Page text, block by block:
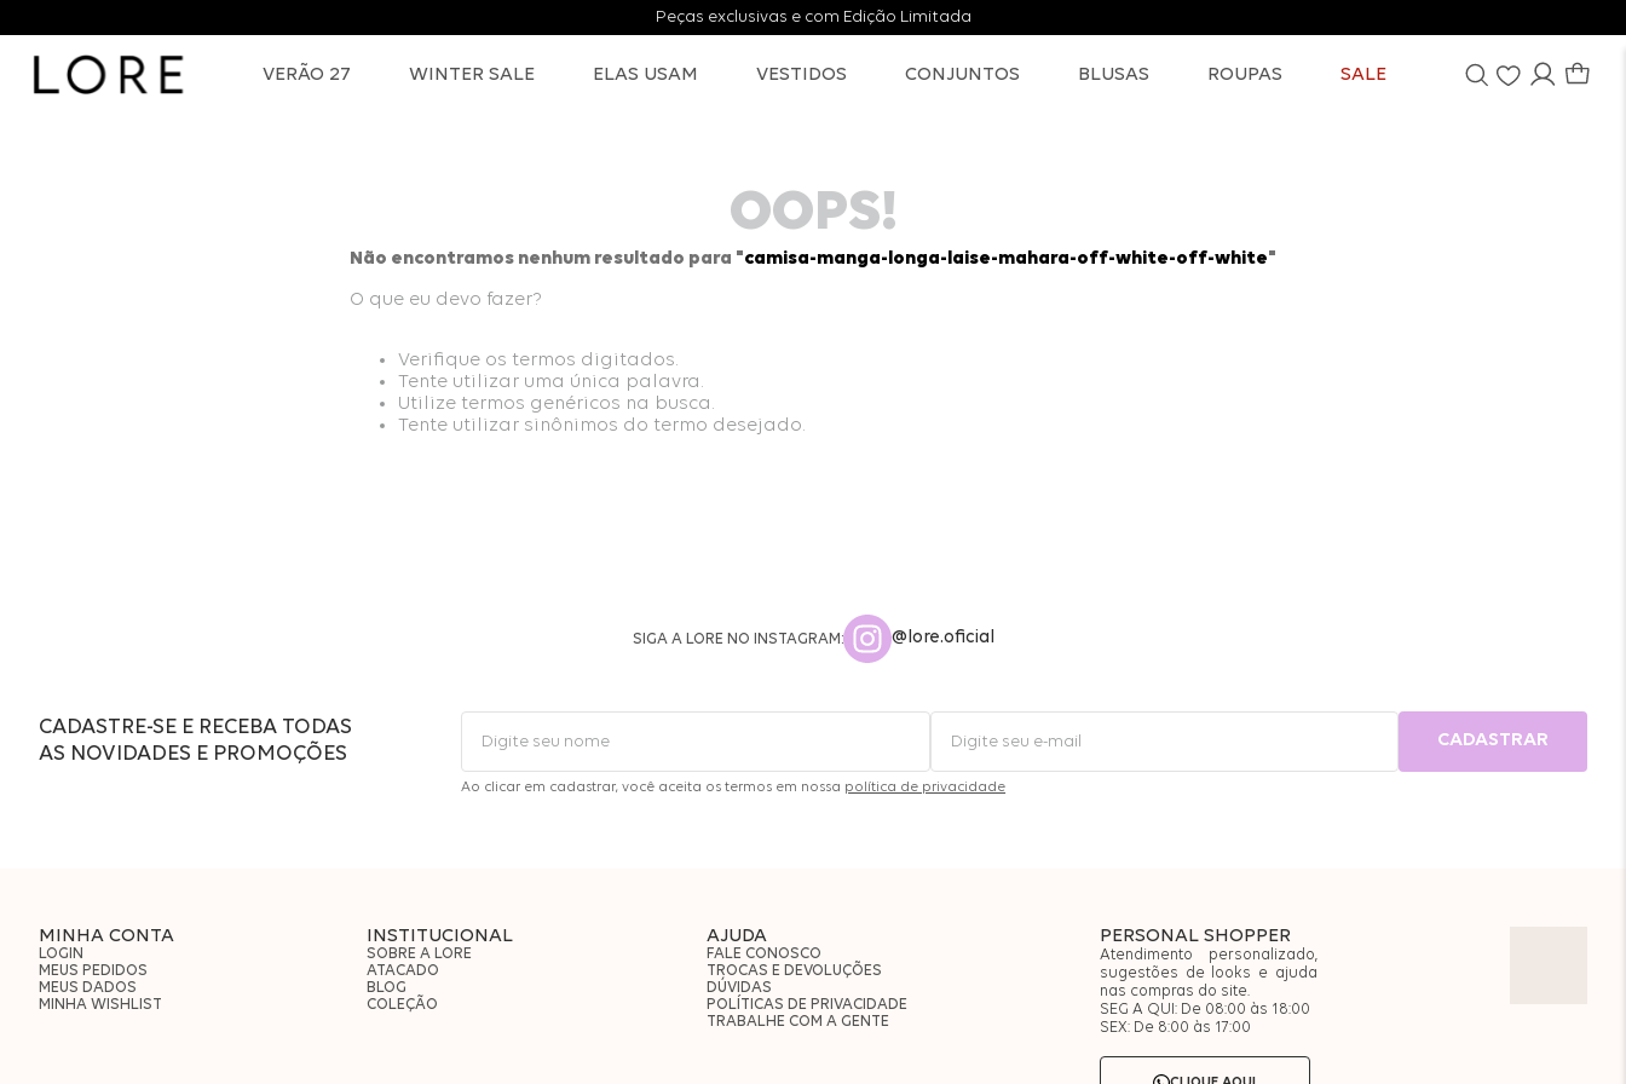
Peças exclusivas e com Edição Limitada
VERÃO 27 WINTER SALE ELAS USAM VESTIDOS CONJUNTOS BLUSAS ROUPAS SALE
OOPS!
Não encontramos nenhum resultado para "camisa-manga-longa-laise-mahara-off-white-off-white"
O que eu devo fazer?
Verifique os termos digitados.
Tente utilizar uma única palavra.
Utilize termos genéricos na busca.
Tente utilizar sinônimos do termo desejado.
SIGA A LORE NO INSTAGRAM: @lore.oficial
CADASTRE-SE E RECEBA TODAS
AS NOVIDADES E PROMOÇÕES
CADASTRAR
Ao clicar em cadastrar, você aceita os termos em nossa política de privacidade
MINHA CONTA
LOGIN
MEUS PEDIDOS
MEUS DADOS
MINHA WISHLIST
INSTITUCIONAL
SOBRE A LORE
ATACADO
BLOG
COLEÇÃO
AJUDA
FALE CONOSCO
TROCAS E DEVOLUÇÕES
DÚVIDAS
POLÍTICAS DE PRIVACIDADE
TRABALHE COM A GENTE
PERSONAL SHOPPER
Atendimento personalizado,
sugestões de looks e ajuda
nas compras do site.
SEG A QUI: De 08:00 às 18:00
SEX: De 8:00 às 17:00